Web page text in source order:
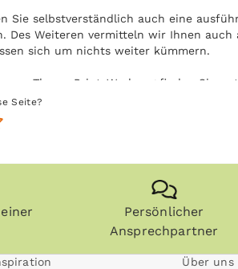
Sie selbstverständlich auch eine
Des Weiteren vermitteln wir Ihnen
sich um nichts weiter kümmern.
zum Thema Print-Werbung finden Sie
Seite?
Persönlicher
Ansprechpartner
Über uns